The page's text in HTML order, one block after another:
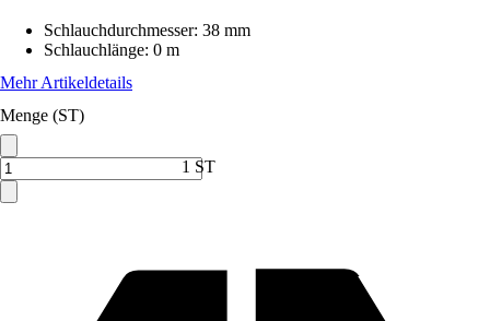
Schlauchdurchmesser: 38 mm
Schlauchlänge: 0 m
Mehr Artikeldetails
Menge (ST)
1 ST